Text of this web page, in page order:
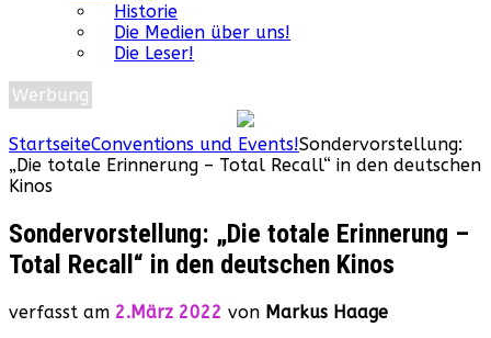
Historie
Die Medien über uns!
Die Leser!
Werbung
StartseiteConventions und Events!Sondervorstellung:
„Die totale Erinnerung – Total Recall“ in den deutschen
Kinos
Sondervorstellung: „Die totale Erinnerung –
Total Recall“ in den deutschen Kinos
verfasst am 2.März 2022 von Markus Haage